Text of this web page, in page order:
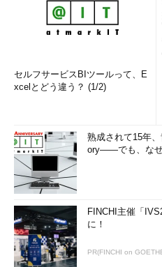
セルフサービスBIツールって、E
xcelとどう違う？ (1/2)
熟成されて15年
ory――でも、なぜ
FINCHI主催「
に！
PR(FINCHI on